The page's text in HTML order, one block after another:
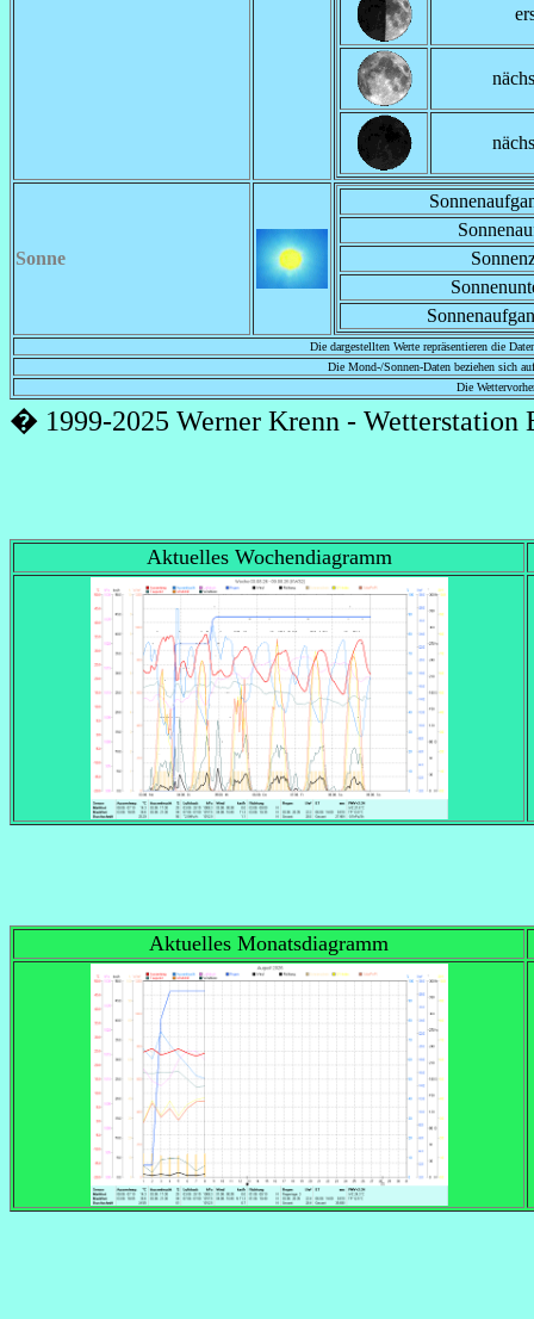
Sonne
Die dargestellten Werte repräsentieren die
Die Mond-/Sonnen-Daten beziehen sich
Die
� 1999-2025 Werner Krenn - Wetterstation
Aktuelles Wochendiagramm
Aktuelles Monatsdiagramm